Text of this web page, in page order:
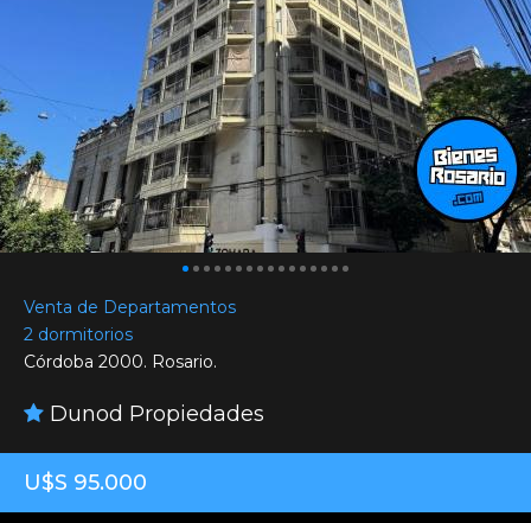
Venta de Departamentos
2 dormitorios
Córdoba 2000. Rosario.
Dunod Propiedades
U$S 95.000